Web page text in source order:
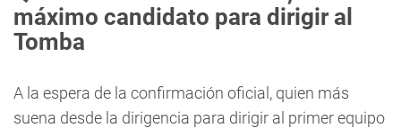
máximo candidato para dirigir al
Tomba
A la espera de la confirmación oficial, quien más
suena desde la dirigencia para dirigir al primer equipo